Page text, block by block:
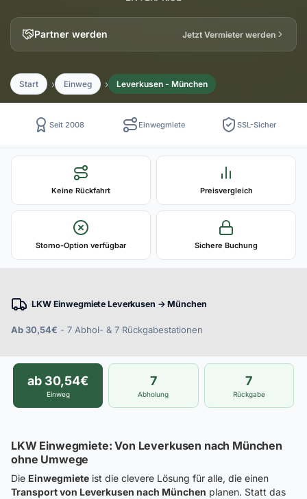
Partner werden Jetzt Vermieter werden
Start Einweg Leverkusen - München
Seit 2008 Einwegmiete SSL-Sicher
Keine Rückfahrt Preisvergleich
Storno-Option verfügbar Sichere Buchung
LKW Einwegmiete Leverkusen → München
Ab 30,54€ - 7 Abhol- & 7 Rückgabestationen
ab 30,54€
Einweg
7
Abholung
7
Rückgabe
LKW Einwegmiete: Von Leverkusen nach München
ohne Umwege
Die Einwegmiete ist die clevere Lösung für alle, die einen
Transport von Leverkusen nach München planen. Statt das